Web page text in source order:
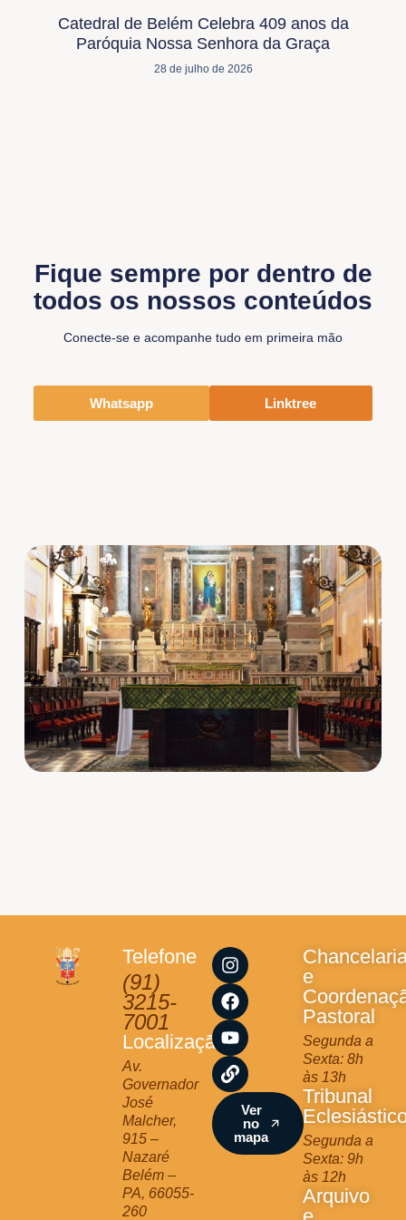
Catedral de Belém Celebra 409 anos da
Paróquia Nossa Senhora da Graça
28 de julho de 2026
Fique sempre por dentro de
todos os nossos conteúdos
Conecte-se e acompanhe tudo em primeira mão
Whatsapp Linktree
Telefone
(91)
3215-
7001
Localização
Av.
Governador
José
Malcher,
915 –
Nazaré
Belém –
PA, 66055-
260
I
n
s
t
a
g
r
a
m
F
a
c
e
b
o
o
k
Y
o
u
t
u
b
e
L
i
n
k
Ver
no
mapa
e
Pastoral
Segunda a
Sexta: 8h
às 13h
Tribunal
Segunda a
Sexta: 9h
às 12h
Arquivo